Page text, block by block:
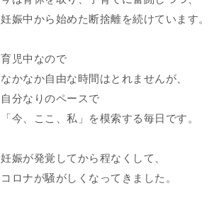
妊娠中から始めた断捨離を続けています。
育児中なので
なかなか自由な時間はとれませんが、
自分なりのペースで
「今、ここ、私」を模索する毎日です。
妊娠が発覚してから程なくして、
コロナが騒がしくなってきました。